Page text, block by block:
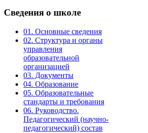
Сведения о школе
01. Основные сведения
02. Структура и органы
управления
образовательной
организацией
03. Документы
04. Образование
05. Образовательные
стандарты и требования
06. Руководство.
Педагогический (научно-
педагогический) состав